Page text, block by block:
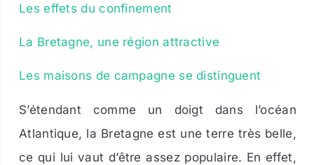
Les effets du confinement
La Bretagne, une région attractive
Les maisons de campagne se distinguent
S’étendant comme un doigt dans l’océan
Atlantique, la Bretagne est une terre très belle,
ce qui lui vaut d’être assez populaire. En effet,